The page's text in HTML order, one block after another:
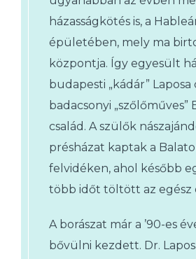
házasságkötés is, a
épületében, mely ma
központja. Így egyesült
budapesti „kádár” Laposa
badacsonyi „szőlőműves”
család. A szülők
présházat kaptak a
felvidéken, ahol később
több időt töltött az egész
A borászat már a ’90-es
bővülni kezdett. Dr.